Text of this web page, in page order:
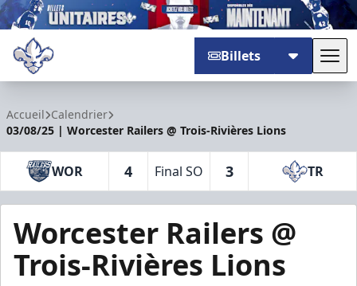
Billets
Accueil Calendrier
03/08/25 | Worcester Railers @ Trois-Rivières Lions
WOR 4 Final SO 3 TR
Worcester Railers @
Trois-Rivières Lions